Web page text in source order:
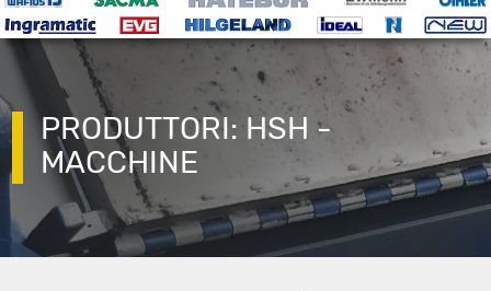
PRODUTTORI: HSH -
MACCHINE